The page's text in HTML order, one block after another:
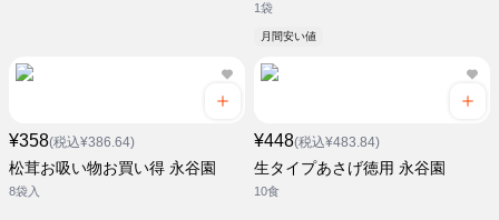
1袋
月間安い値
¥358(税込¥386.64)
松茸お吸い物お買い得 永谷園
8袋入
¥448(税込¥483.84)
生タイプあさげ徳用 永谷園
10食